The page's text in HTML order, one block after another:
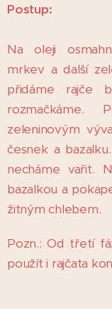
Postup:
Na oleji
mrkev a další
přidáme rajče
rozmačkáme.
zeleninovým
česnek a
necháme vařit.
bazalkou a
žitným chlebem.
Pozn.: Od třetí
použít i rajčata